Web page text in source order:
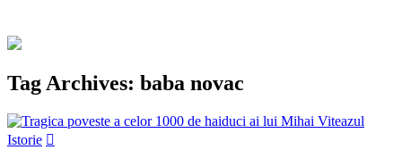
Tag Archives: baba novac
Istorie